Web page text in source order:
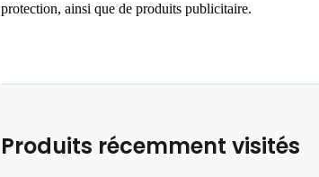
protection, ainsi que de produits publicitaire.
Produits récemment visités